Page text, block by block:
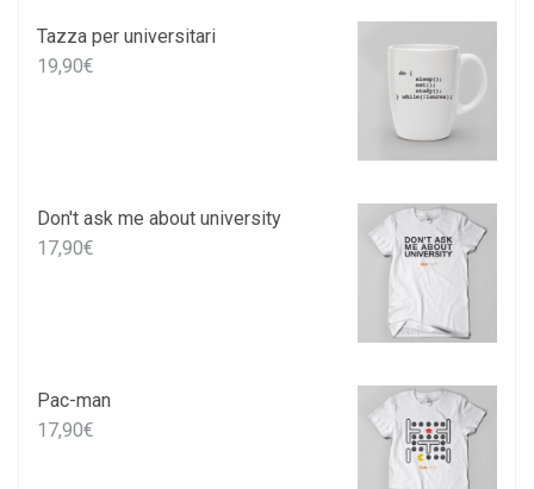
Tazza per universitari
19,90€
Don't ask me about university
17,90€
Pac-man
17,90€